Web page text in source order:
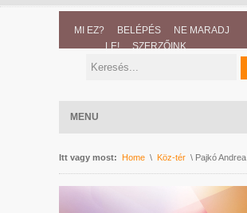
MI EZ? BELÉPÉS
NE MARADJ
LE!
SZERZŐINK
MENU
Itt vagy most: Home \ Köz-tér \ Pajkó Andrea